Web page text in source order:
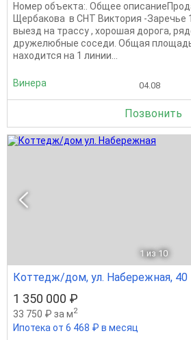
Номер объекта:. Общее
Щербакова в СНТ Виктория -Заречье
выeзд на трасcу , xоpошая дорогa,
дpужeлюбные coседи. Общая
находится на 1 линии...
Винера 04.08
Позвонить
1 из 10
Коттедж/дом, ул. Набережная, 40
1 350 000 ₽
33 750 ₽ за м2
Ипотека от 6 468 ₽ в месяц